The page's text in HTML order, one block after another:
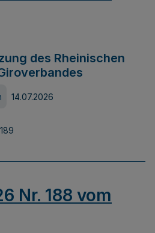
des Rheinischen
14.07.2026
189
Nr. 188 vom